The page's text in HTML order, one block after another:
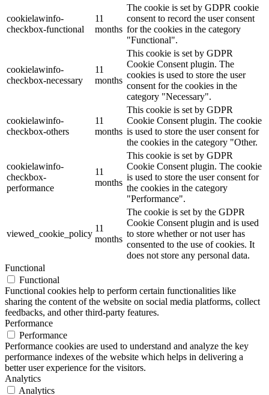
cookielawinfo-
checkbox-functional
11
months
The cookie is set by GDPR cookie
consent to record the user consent
for the cookies in the category
"Functional".
cookielawinfo-
checkbox-necessary
11
months
This cookie is set by GDPR
Cookie Consent plugin. The
cookies is used to store the user
consent for the cookies in the
category "Necessary".
cookielawinfo-
checkbox-others
11
months
This cookie is set by GDPR
Cookie Consent plugin. The cookie
is used to store the user consent for
the cookies in the category "Other.
cookielawinfo-
checkbox-
performance
11
months
This cookie is set by GDPR
Cookie Consent plugin. The cookie
is used to store the user consent for
the cookies in the category
"Performance".
viewed_cookie_policy
11
months
The cookie is set by the GDPR
Cookie Consent plugin and is used
to store whether or not user has
consented to the use of cookies. It
does not store any personal data.
Functional
Functional
Functional cookies help to perform certain functionalities like
sharing the content of the website on social media platforms, collect
feedbacks, and other third-party features.
Performance
Performance
Performance cookies are used to understand and analyze the key
performance indexes of the website which helps in delivering a
better user experience for the visitors.
Analytics
Analytics